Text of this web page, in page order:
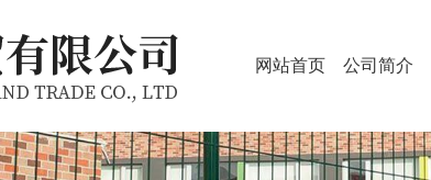
网站首页 公司简介